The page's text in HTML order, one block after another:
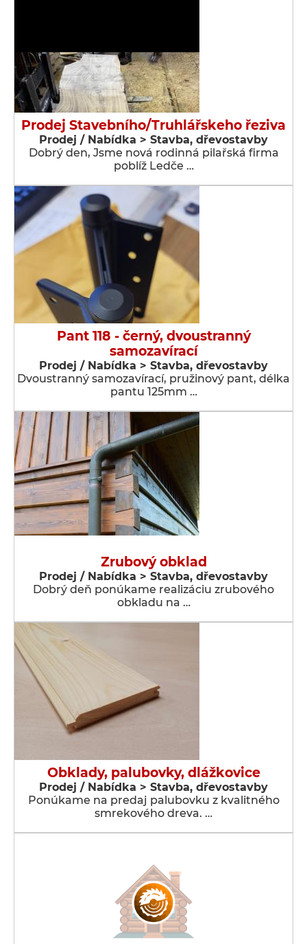
Prodej Stavebního/Truhlářskeho řeziva
Prodej / Nabídka > Stavba, dřevostavby
Dobrý den, Jsme nová rodinná pilařská firma
poblíž Ledče …
Pant 118 - černý, dvoustranný
samozavírací
Prodej / Nabídka > Stavba, dřevostavby
Dvoustranný samozavírací, pružinový pant, délka
pantu 125mm …
Zrubový obklad
Prodej / Nabídka > Stavba, dřevostavby
Dobrý deň ponúkame realizáciu zrubového
obkladu na …
Obklady, palubovky, dlážkovice
Prodej / Nabídka > Stavba, dřevostavby
Ponúkame na predaj palubovku z kvalitného
smrekového dreva. …